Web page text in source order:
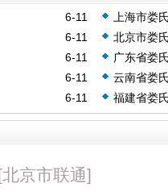
6-11
上海市娄
6-11
北京市娄
6-11
广东省娄
6-11
云南省娄
6-11
福建省娄
北京市联通]